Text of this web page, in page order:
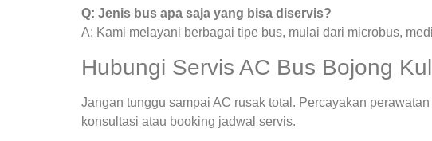
Q: Jenis bus apa saja yang bisa diservis?
A: Kami melayani berbagai tipe bus, mulai dari microbus,
Hubungi Servis AC Bus Bojong
Jangan tunggu sampai AC rusak total. Percayakan
konsultasi atau booking jadwal servis.